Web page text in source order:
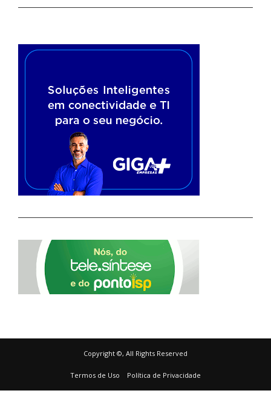
Copyright ©, All Rights Reserved
Termos de Uso Política de Privacidade